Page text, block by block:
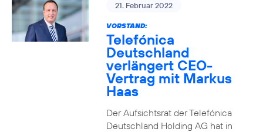
21. Februar 2022
VORSTAND:
Telefónica
Deutschland
verlängert CEO-
Vertrag mit Markus
Haas
Der Aufsichtsrat der Telefónica
Deutschland Holding AG hat in